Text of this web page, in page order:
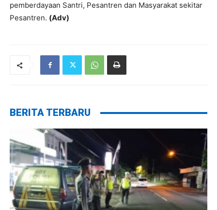
pemberdayaan Santri, Pesantren dan Masyarakat sekitar
Pesantren. (Adv)
BERITA TERBARU